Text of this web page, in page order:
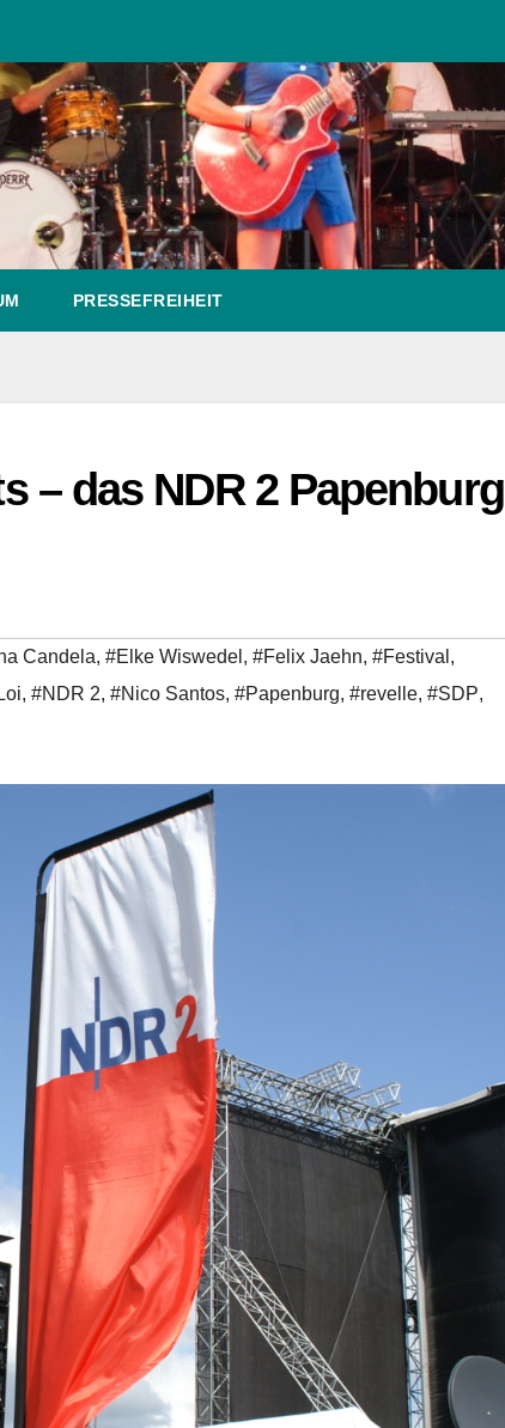
PRESSEFREIHEIT
– das NDR 2 Papenburg
Candela, #Elke Wiswedel , #Felix Jaehn, #Festival ,
, #NDR 2, #Nico Santos, #Papenburg, #revelle, #SDP,